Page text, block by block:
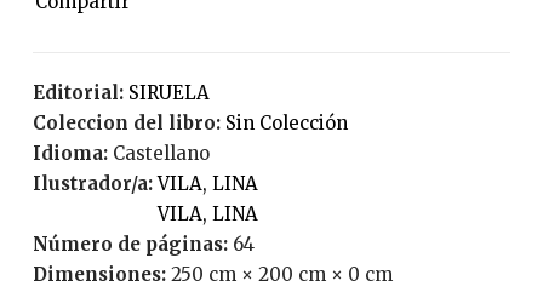
Editorial:
SIRUELA
Coleccion del libro:
Sin Colección
Idioma:
Castellano
Ilustrador/a: VILA, LINA
VILA, LINA
Número de páginas:
64
Dimensiones: 250 cm × 200 cm × 0 cm